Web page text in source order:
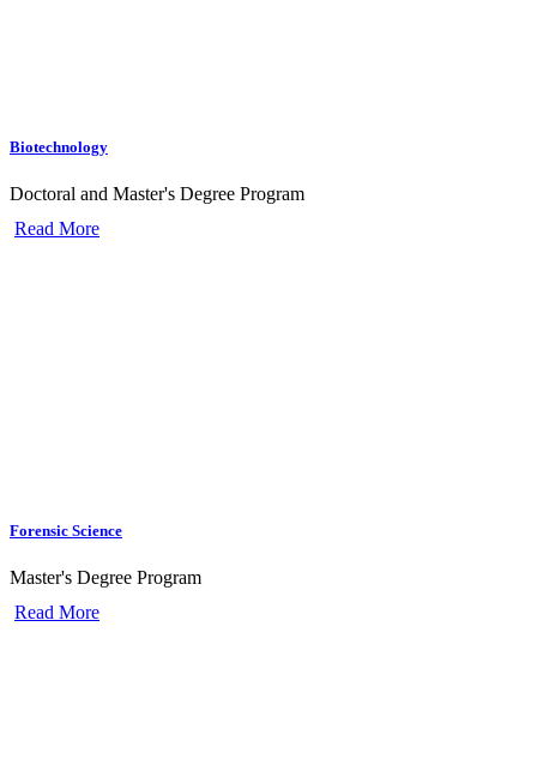
Biotechnology
Doctoral and Master's Degree Program
Read More
Forensic Science
Master's Degree Program
Read More